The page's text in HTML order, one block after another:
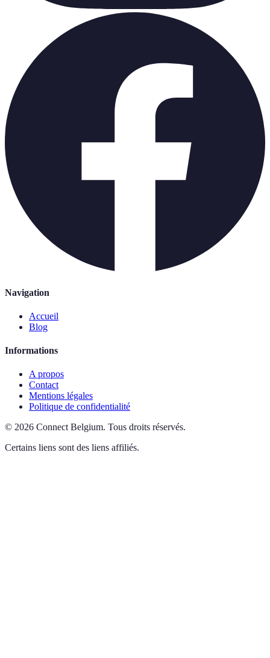
Navigation
Accueil
Blog
Informations
A propos
Contact
Mentions légales
Politique de confidentialité
© 2026 Connect Belgium. Tous droits réservés.
Certains liens sont des liens affiliés.